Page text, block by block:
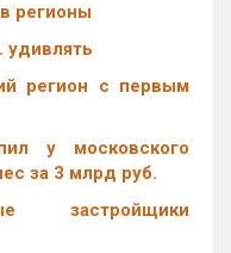
регионы
удивлять
регион с первым
у московского
за 3 млрд руб.
застройщики